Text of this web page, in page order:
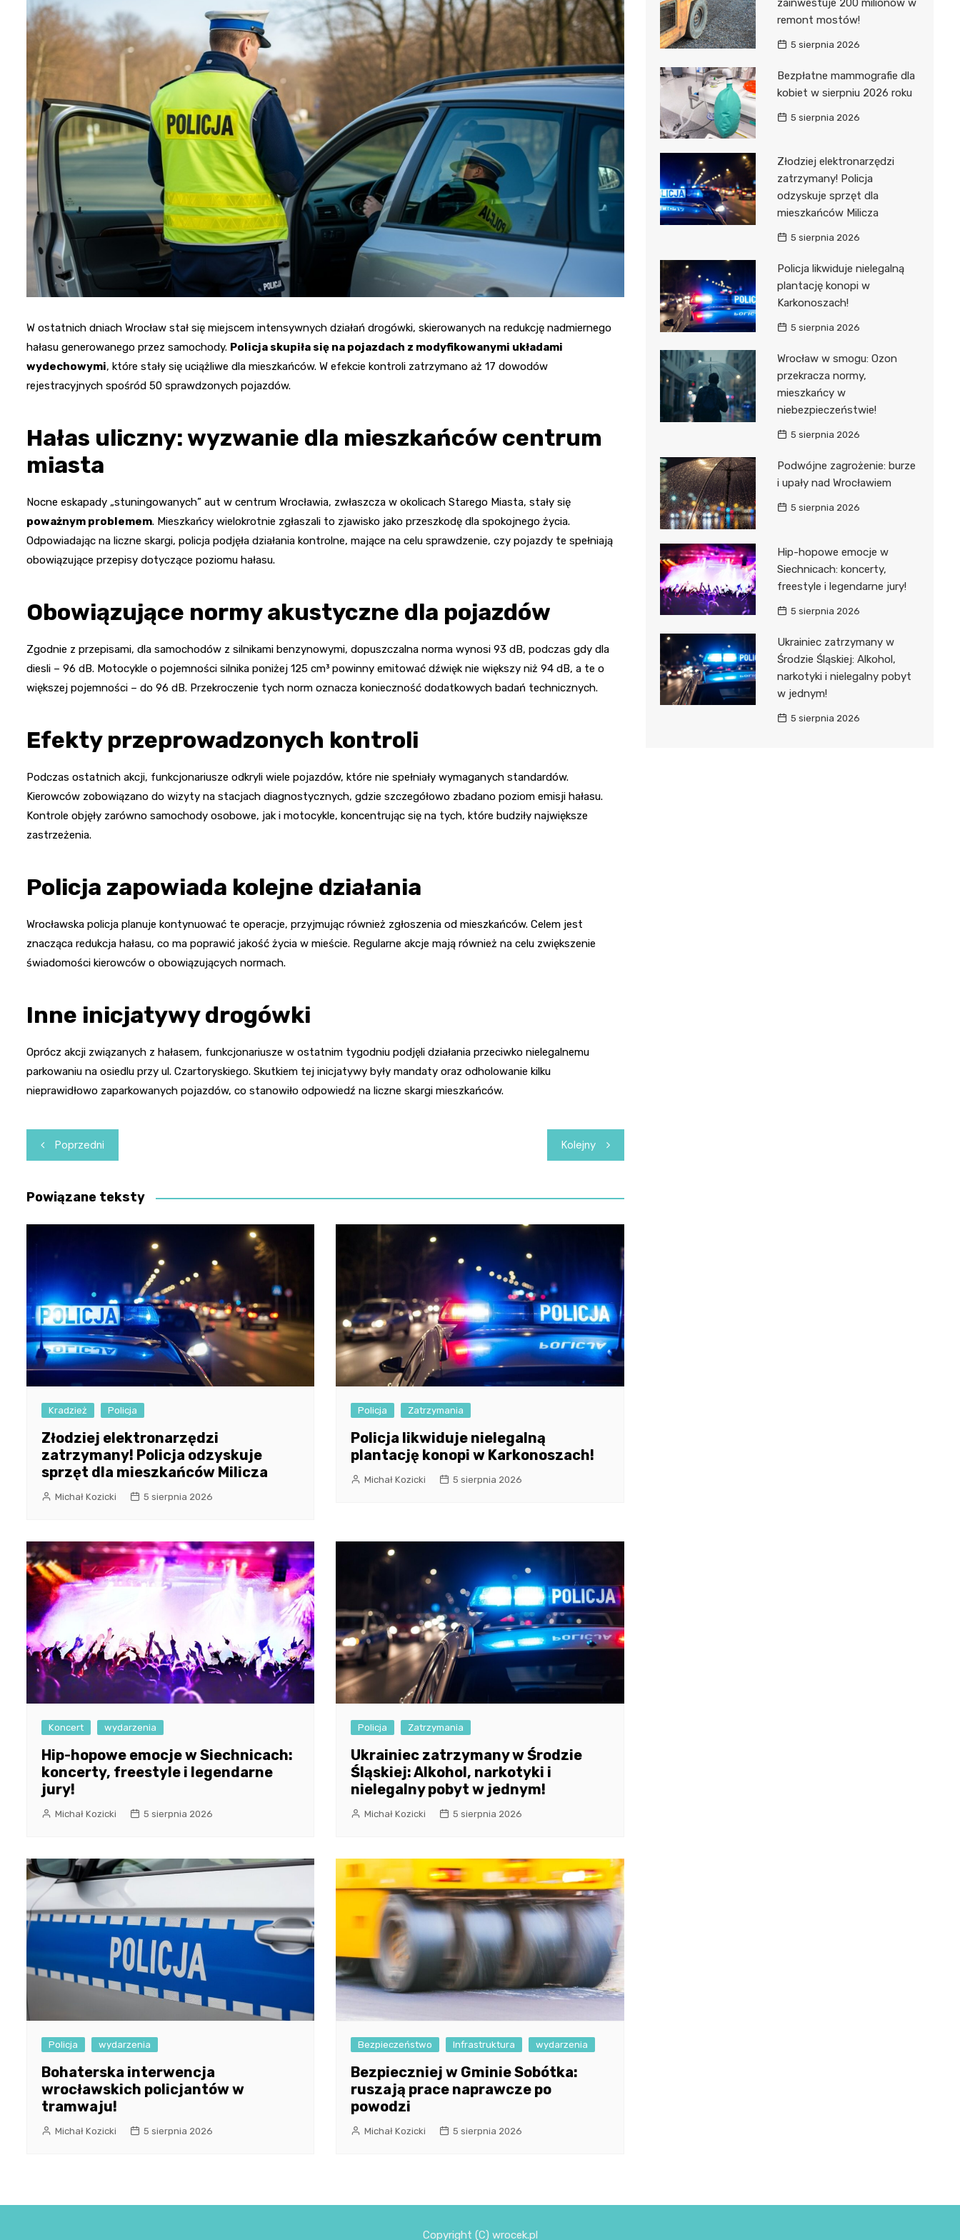
Fryzjer
Kino
Poczta
W ostatnich dniach Wrocław stał się miejscem intensywnych działań drogówki, skierowanych na redukcję nadmiernego
hałasu generowanego przez samochody. Policja skupiła się na pojazdach z modyfikowanymi układami
wydechowymi, które stały się uciążliwe dla mieszkańców. W efekcie kontroli zatrzymano aż 17 dowodów
rejestracyjnych spośród 50 sprawdzonych pojazdów.
Hałas uliczny: wyzwanie dla mieszkańców centrum
miasta
Nocne eskapady „stuningowanych” aut w centrum Wrocławia, zwłaszcza w okolicach Starego Miasta, stały się
poważnym problemem. Mieszkańcy wielokrotnie zgłaszali to zjawisko jako przeszkodę dla spokojnego życia.
Odpowiadając na liczne skargi, policja podjęła działania kontrolne, mające na celu sprawdzenie, czy pojazdy te spełniają
obowiązujące przepisy dotyczące poziomu hałasu.
Obowiązujące normy akustyczne dla pojazdów
Zgodnie z przepisami, dla samochodów z silnikami benzynowymi, dopuszczalna norma wynosi 93 dB, podczas gdy dla
diesli – 96 dB. Motocykle o pojemności silnika poniżej 125 cm³ powinny emitować dźwięk nie większy niż 94 dB, a te o
większej pojemności – do 96 dB. Przekroczenie tych norm oznacza konieczność dodatkowych badań technicznych.
Efekty przeprowadzonych kontroli
Podczas ostatnich akcji, funkcjonariusze odkryli wiele pojazdów, które nie spełniały wymaganych standardów.
Kierowców zobowiązano do wizyty na stacjach diagnostycznych, gdzie szczegółowo zbadano poziom emisji hałasu.
Kontrole objęły zarówno samochody osobowe, jak i motocykle, koncentrując się na tych, które budziły największe
zastrzeżenia.
Policja zapowiada kolejne działania
Wrocławska policja planuje kontynuować te operacje, przyjmując również zgłoszenia od mieszkańców. Celem jest
znacząca redukcja hałasu, co ma poprawić jakość życia w mieście. Regularne akcje mają również na celu zwiększenie
świadomości kierowców o obowiązujących normach.
Inne inicjatywy drogówki
Oprócz akcji związanych z hałasem, funkcjonariusze w ostatnim tygodniu podjęli działania przeciwko nielegalnemu
parkowaniu na osiedlu przy ul. Czartoryskiego. Skutkiem tej inicjatywy były mandaty oraz odholowanie kilku
nieprawidłowo zaparkowanych pojazdów, co stanowiło odpowiedź na liczne skargi mieszkańców.
Nawigacja
wpisu
Poprzedni Kolejny
Powiązane teksty
Kradzież Policja
Złodziej elektronarzędzi
zatrzymany! Policja odzyskuje
sprzęt dla mieszkańców Milicza
Michał Kozicki 5 sierpnia 2026
Policja Zatrzymania
Policja likwiduje nielegalną
plantację konopi w Karkonoszach!
Michał Kozicki 5 sierpnia 2026
Koncert wydarzenia
Hip-hopowe emocje w Siechnicach:
koncerty, freestyle i legendarne
jury!
Michał Kozicki 5 sierpnia 2026
Policja Zatrzymania
Ukrainiec zatrzymany w Środzie
Śląskiej: Alkohol, narkotyki i
nielegalny pobyt w jednym!
Michał Kozicki 5 sierpnia 2026
Policja wydarzenia
Bohaterska interwencja
wrocławskich policjantów w
tramwaju!
Michał Kozicki 5 sierpnia 2026
Bezpieczeństwo Infrastruktura wydarzenia
Bezpieczniej w Gminie Sobótka:
ruszają prace naprawcze po
powodzi
Michał Kozicki 5 sierpnia 2026
zainwestuje 200 milionów w
remont mostów!
5 sierpnia 2026
Bezpłatne mammografie dla
kobiet w sierpniu 2026 roku
5 sierpnia 2026
Złodziej elektronarzędzi
zatrzymany! Policja
odzyskuje sprzęt dla
mieszkańców Milicza
5 sierpnia 2026
Policja likwiduje nielegalną
plantację konopi w
Karkonoszach!
5 sierpnia 2026
Wrocław w smogu: Ozon
przekracza normy,
mieszkańcy w
niebezpieczeństwie!
5 sierpnia 2026
Podwójne zagrożenie: burze
i upały nad Wrocławiem
5 sierpnia 2026
Hip-hopowe emocje w
Siechnicach: koncerty,
freestyle i legendarne jury!
5 sierpnia 2026
Ukrainiec zatrzymany w
Środzie Śląskiej: Alkohol,
narkotyki i nielegalny pobyt
w jednym!
5 sierpnia 2026
Copyright (C) wrocek.pl